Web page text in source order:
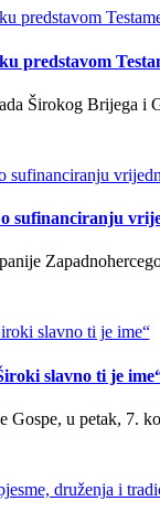
predstavom
Širokog Brijega i
sufinanciranju
slavno ti je
u petak, 7.